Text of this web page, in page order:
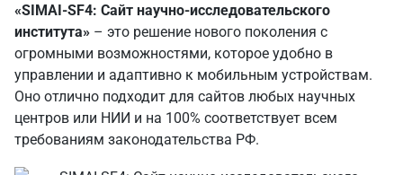
«SIMAI-SF4: Сайт научно-исследовательского
института» – это решение нового поколения с
огромными возможностями, которое удобно в
управлении и адаптивно к мобильным устройствам.
Оно отлично подходит для сайтов любых научных
центров или НИИ и на 100% соответствует всем
требованиям законодательства РФ.